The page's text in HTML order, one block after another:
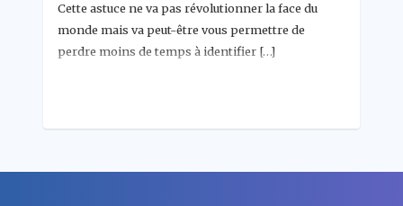
Cette astuce ne va pas révolutionner la face du
monde mais va peut-être vous permettre de
perdre moins de temps à identifier […]